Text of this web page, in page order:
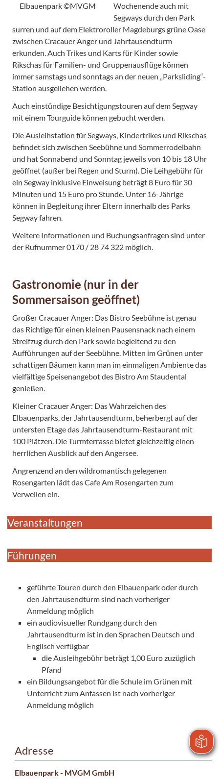
Wochenende auch mit
Segways durch den Park
surren und auf dem Elektroroller Magdeburgs grüne Oase
zwischen Cracauer Anger und Jahrtausendturm
erkunden. Auch Trikes und Karts für Kinder sowie
Rikschas für Familien- und Gruppenausflüge können
immer samstags und sonntags an der neuen „Parksliding“-
Station ausgeliehen werden.
Auch einstündige Besichtigungstouren auf dem Segway
mit einem Tourguide können gebucht werden.
Die Ausleihstation für Segways, Kindertrikes und Rikschas
befindet sich zwischen Seebühne und Sommerrodelbahn
und hat Sonnabend und Sonntag jeweils von 10 bis 18 Uhr
geöffnet (außer bei Regen und Sturm). Die Leihgebühr für
ein Segway inklusive Einweisung beträgt 8 Euro für 30
Minuten und 15 Euro pro Stunde. Unter 16-Jährige
können in Begleitung ihrer Eltern innerhalb des Parks
Segway fahren.
Weitere Informationen und Buchungsanfragen sind unter
der Rufnummer 0170 / 28 74 322 möglich.
Gastronomie (nur in der
Sommersaison geöffnet)
Großer Cracauer Anger: Das Bistro Seebühne ist genau
das Richtige für einen kleinen Pausensnack nach einem
Streifzug durch den Park sowie begleitend zu den
Aufführungen auf der Seebühne. Mitten im Grünen unter
schattigen Bäumen kann man im einmaligen Ambiente das
vielfältige Speisenangebot des Bistro Am Staudental
genießen.
Kleiner Cracauer Anger: Das Wahrzeichen des
Elbauenparks, der Jahrtausendturm, beherbergt auf der
untersten Etage das Jahrtausendturm-Restaurant mit
100 Plätzen. Die Turmterrasse bietet gleichzeitig einen
herrlichen Ausblick auf den Angersee.
Angrenzend an den wildromantisch gelegenen
Rosengarten lädt das Cafe Am Rosengarten zum
Verweilen ein.
Veranstaltungen
Führungen
geführte Touren durch den Elbauenpark oder durch
den Jahrtausendturm sind nach vorheriger
Anmeldung möglich
ein audiovisueller Rundgang durch den
Jahrtausendturm ist in den Sprachen Deutsch und
Englisch verfügbar
die Ausleihgebühr beträgt 1,00 Euro zuzüglich
Pfand
ein Bildungsangebot für die Schule im Grünen mit
Unterricht zum Anfassen ist nach vorheriger
Anmeldung möglich
Adresse
Elbauenpark - MVGM GmbH